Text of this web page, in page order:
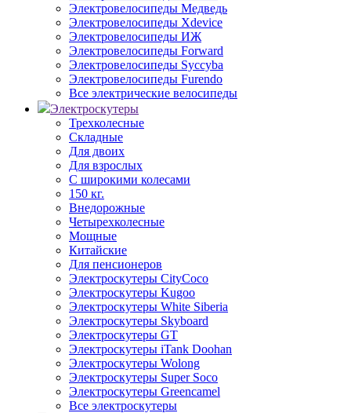
Электровелосипеды Медведь
Электровелосипеды Xdevice
Электровелосипеды ИЖ
Электровелосипеды Forward
Электровелосипеды Syccyba
Электровелосипеды Furendo
Все электрические велосипеды
Электроскутеры
Трехколесные
Складные
Для двоих
Для взрослых
С широкими колесами
150 кг.
Внедорожные
Четырехколесные
Мощные
Китайские
Для пенсионеров
Электроскутеры CityCoco
Электроскутеры Kugoo
Электроскутеры White Siberia
Электроскутеры Skyboard
Электроскутеры GT
Электроскутеры iTank Doohan
Электроскутеры Wolong
Электроскутеры Super Soco
Электроскутеры Greencamel
Все электроскутеры